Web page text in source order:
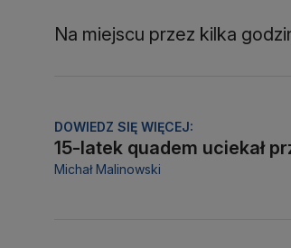
Na miejscu przez kilka
DOWIEDZ SIĘ WIĘCEJ:
15-latek quadem uciekał
Michał Malinowski